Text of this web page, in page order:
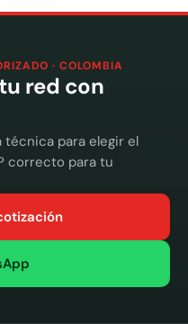
· COLOMBIA
red con
para elegir el
correcto para tu